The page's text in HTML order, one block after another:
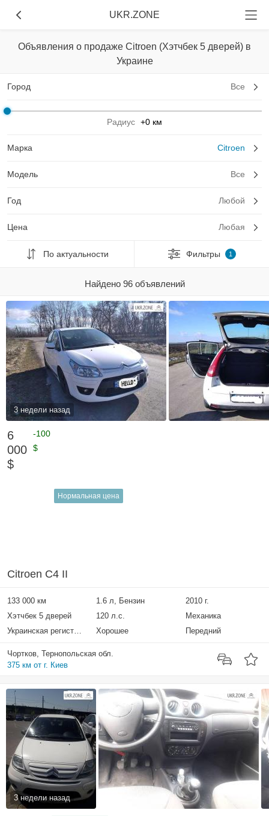
UKR.ZONE
Объявления о продаже Citroen (Хэтчбек 5 дверей) в
Украине
Город Все
Радиус +0 км
Марка Citroen
Модель Все
Год Любой
Цена Любая
По актуальности Фильтры 1
Найдено 96 объявлений
3 недели назад
6
000
$
-100
$
Нормальная цена
Citroen C4 II
133 000 км 1.6 л, Бензин
2010 г.
Хэтчбек 5 дверей
120 л.с.
Механика
Украинская регистрация
Хорошее Передний
Чортков, Тернопольская обл.
375 км от г. Киев
3 недели назад